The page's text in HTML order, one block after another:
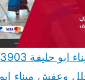
تنظيف منازل
وعفش ميناء ابو